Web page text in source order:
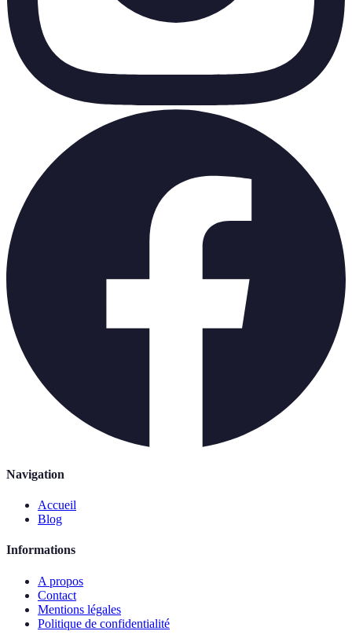
Navigation
Accueil
Blog
Informations
A propos
Contact
Mentions légales
Politique de confidentialité